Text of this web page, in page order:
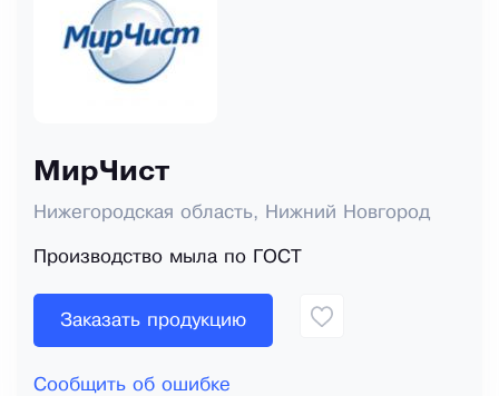
МирЧист
Нижегородская область, Нижний Новгород
Производство мыла по ГОСТ
Заказать продукцию
Сообщить об ошибке